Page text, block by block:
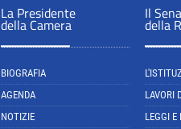
La Presidente
della Camera
BIOGRAFIA
AGENDA
NOTIZIE
Il
della
LAVORI
LEGGI E